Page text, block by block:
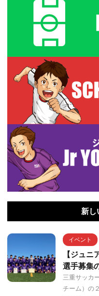
新し
イベント
【ジュ
選手募集
三重サッカ
チーム）の